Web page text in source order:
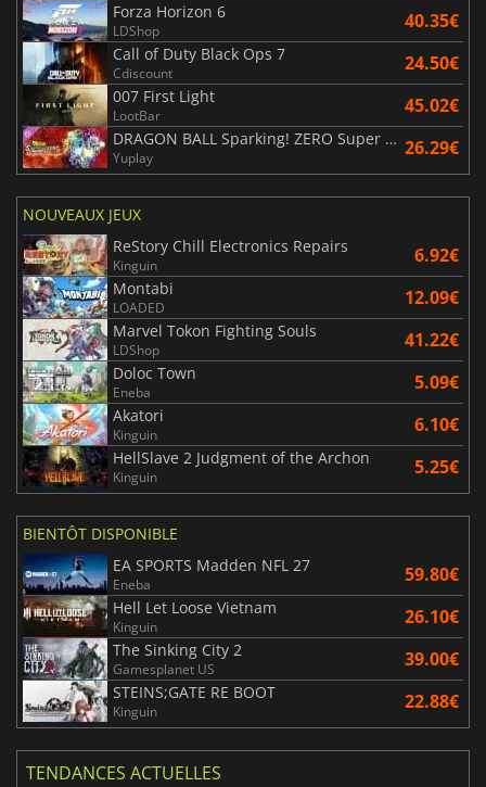
Forza Horizon 6
LDShop 40.35€
Call of Duty Black Ops 7
Cdiscount 24.50€
007 First Light
LootBar 45.02€
DRAGON BALL Sparking! ZERO Super Limit Breaking NEO
Yuplay 26.29€
NOUVEAUX JEUX
ReStory Chill Electronics Repairs
Kinguin 6.92€
Montabi
LOADED 12.09€
Marvel Tokon Fighting Souls
LDShop 41.22€
Doloc Town
Eneba 5.09€
Akatori
Kinguin 6.10€
HellSlave 2 Judgment of the Archon
Kinguin 5.25€
BIENTÔT DISPONIBLE
EA SPORTS Madden NFL 27
Eneba 59.80€
Hell Let Loose Vietnam
Kinguin 26.10€
The Sinking City 2
Gamesplanet US 39.00€
STEINS;GATE RE BOOT
Kinguin 22.88€
TENDANCES ACTUELLES